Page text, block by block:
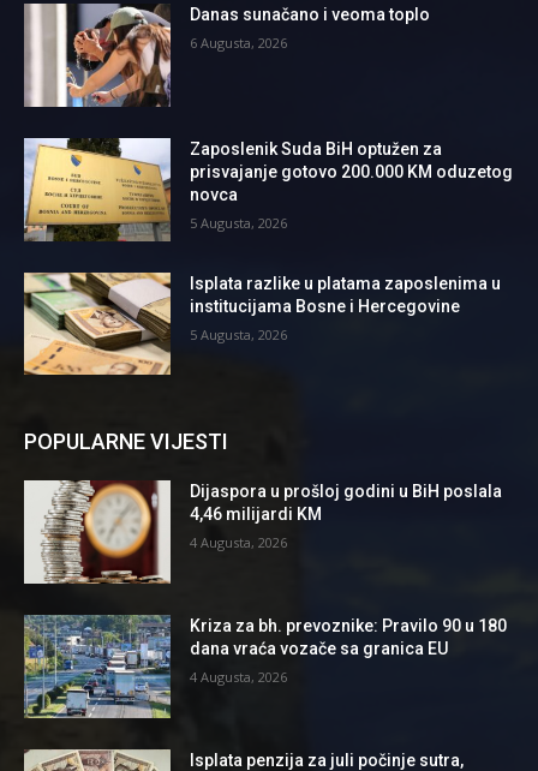
Danas sunačano i veoma toplo
6 Augusta, 2026
Zaposlenik Suda BiH optužen za
prisvajanje gotovo 200.000 KM oduzetog
novca
5 Augusta, 2026
Isplata razlike u platama zaposlenima u
institucijama Bosne i Hercegovine
5 Augusta, 2026
POPULARNE VIJESTI
Dijaspora u prošloj godini u BiH poslala
4,46 milijardi KM
4 Augusta, 2026
Kriza za bh. prevoznike: Pravilo 90 u 180
dana vraća vozače sa granica EU
4 Augusta, 2026
Isplata penzija za juli počinje sutra,